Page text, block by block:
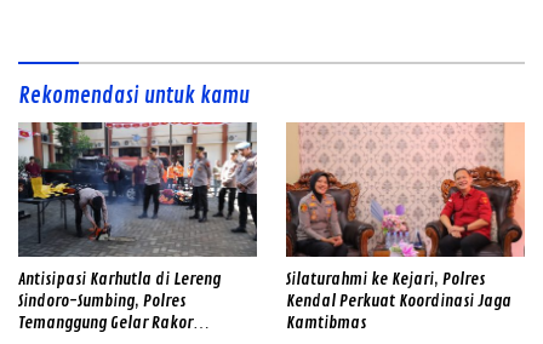
Rekomendasi untuk kamu
Antisipasi Karhutla di Lereng
Sindoro-Sumbing, Polres
Temanggung Gelar Rakor
Silaturahmi ke Kejari, Polres
Kendal Perkuat Koordinasi Jaga
Kamtibmas